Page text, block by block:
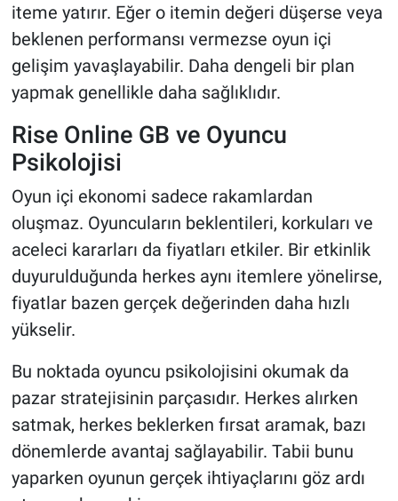
iteme yatırır. Eğer o itemin değeri düşerse veya
beklenen performansı vermezse oyun içi
gelişim yavaşlayabilir. Daha dengeli bir plan
yapmak genellikle daha sağlıklıdır.
Rise Online GB ve Oyuncu
Psikolojisi
Oyun içi ekonomi sadece rakamlardan
oluşmaz. Oyuncuların beklentileri, korkuları ve
aceleci kararları da fiyatları etkiler. Bir etkinlik
duyurulduğunda herkes aynı itemlere yönelirse,
fiyatlar bazen gerçek değerinden daha hızlı
yükselir.
Bu noktada oyuncu psikolojisini okumak da
pazar stratejisinin parçasıdır. Herkes alırken
satmak, herkes beklerken fırsat aramak, bazı
dönemlerde avantaj sağlayabilir. Tabii bunu
yaparken oyunun gerçek ihtiyaçlarını göz ardı